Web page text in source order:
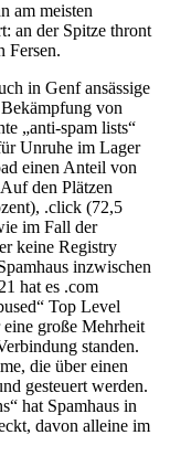
am meisten
an der Spitze thront
Fersen.
in Genf ansässige
von
„anti-spam lists“
Unruhe im Lager
einen Anteil von
den Plätzen
.click (72,5
im Fall der
keine Registry
inzwischen
hat es .com
Top Level
große Mehrheit
standen.
die über einen
gesteuert werden.
hat Spamhaus in
davon alleine im